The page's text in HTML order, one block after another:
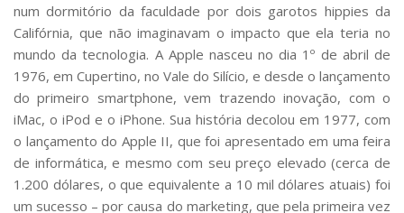
num dormitório da faculdade por dois garotos hippies da
Califórnia, que não imaginavam o impacto que ela teria no
mundo da tecnologia. A Apple nasceu no dia 1º de abril de
1976, em Cupertino, no Vale do Silício, e desde o lançamento
do primeiro smartphone, vem trazendo inovação, com o
iMac, o iPod e o iPhone. Sua história decolou em 1977, com
o lançamento do Apple II, que foi apresentado em uma feira
de informática, e mesmo com seu preço elevado (cerca de
1.200 dólares, o que equivalente a 10 mil dólares atuais) foi
um sucesso – por causa do marketing, que pela primeira vez